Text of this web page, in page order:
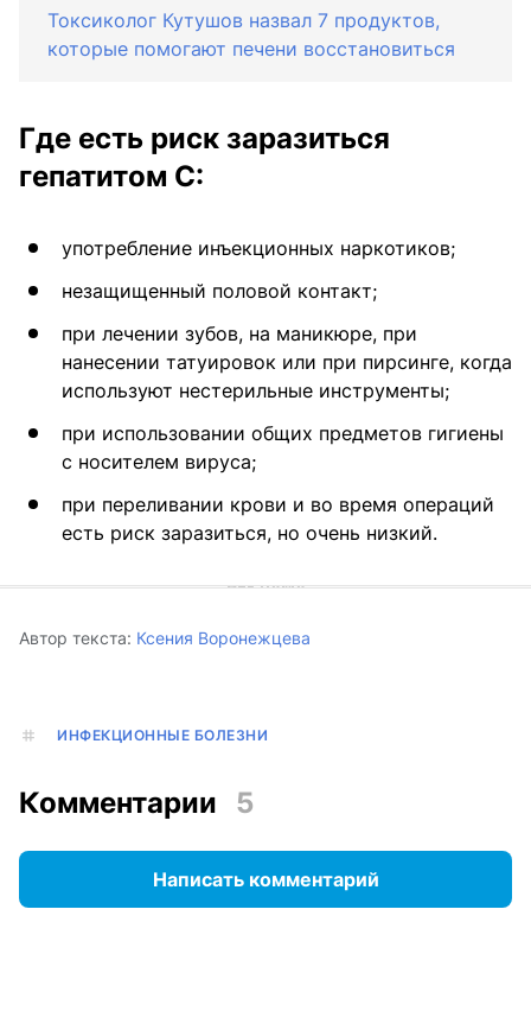
Токсиколог Кутушов назвал 7 продуктов,
которые помогают печени восстановиться
Где есть риск заразиться
гепатитом С:
употребление инъекционных наркотиков;
незащищенный половой контакт;
при лечении зубов, на маникюре, при
нанесении татуировок или при пирсинге, когда
используют нестерильные инструменты;
при использовании общих предметов гигиены
с носителем вируса;
при переливании крови и во время операций
есть риск заразиться, но очень низкий.
Автор текста: Ксения Воронежцева
ИНФЕКЦИОННЫЕ БОЛЕЗНИ
Комментарии 5
Написать комментарий